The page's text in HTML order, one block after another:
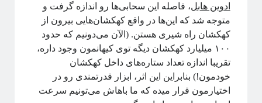
This work is licensed under aCreative Commons Attribution-NonCommercial-
ShareAlike 4.0 International License
.
ادوین هابل، فاصله این سحابی‌ها رو اندازه گرفت و
متوجه شد که این‌ها در واقع کهکشان‌هایی بیرون از
کهکشان راه شیری هستن. (الآن می‌دونیم که حدود
۱۰۰ میلیارد کهکشان دیگه توی کیهانمون وجود داره،
تقریبا اندازه تعداد ستاره‌های داخل کهکشان
خودمون!) بنابراین این اثر، ابزار قدرتمندی رو در
اختیارمون قرار میده که ما باهاش می‌تونیم سرعت